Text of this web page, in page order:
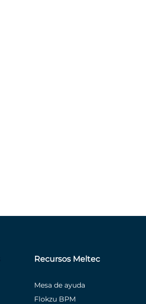
Recursos Meltec
Mesa de ayuda
Flokzu BPM